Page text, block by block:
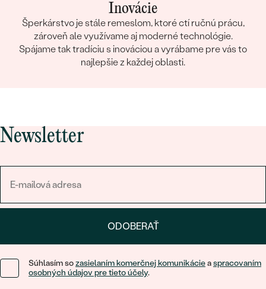
Inovácie
Šperkárstvo je stále remeslom, ktoré ctí ručnú prácu,
zároveň ale využívame aj moderné technológie.
Spájame tak tradíciu s inováciou a vyrábame pre vás to
najlepšie z každej oblasti.
Newsletter
ODOBERAŤ
Súhlasím sozasielaním komerčnej komunikácieaspracovaním
osobných údajov pre tieto účely.